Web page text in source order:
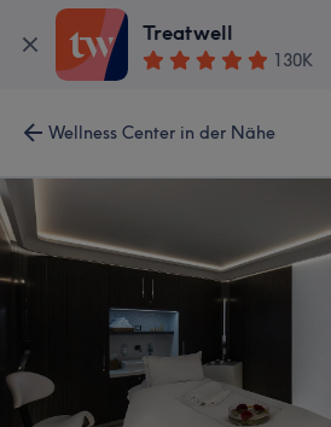
Treatwell
130K
Wellness Center in der Nähe